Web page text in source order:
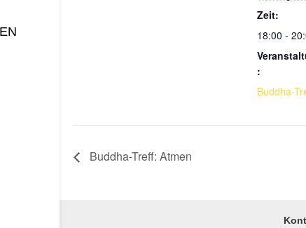
Zeit:
18:00 -
:
Buddha-
Buddha-Treff: Atmen